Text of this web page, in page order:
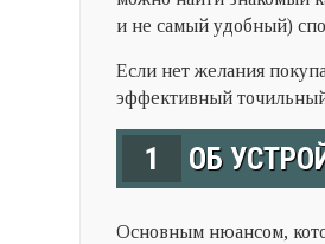
и не самый удобный)
Если нет желания
эффективный
1 ОБ
Основным нюансом,